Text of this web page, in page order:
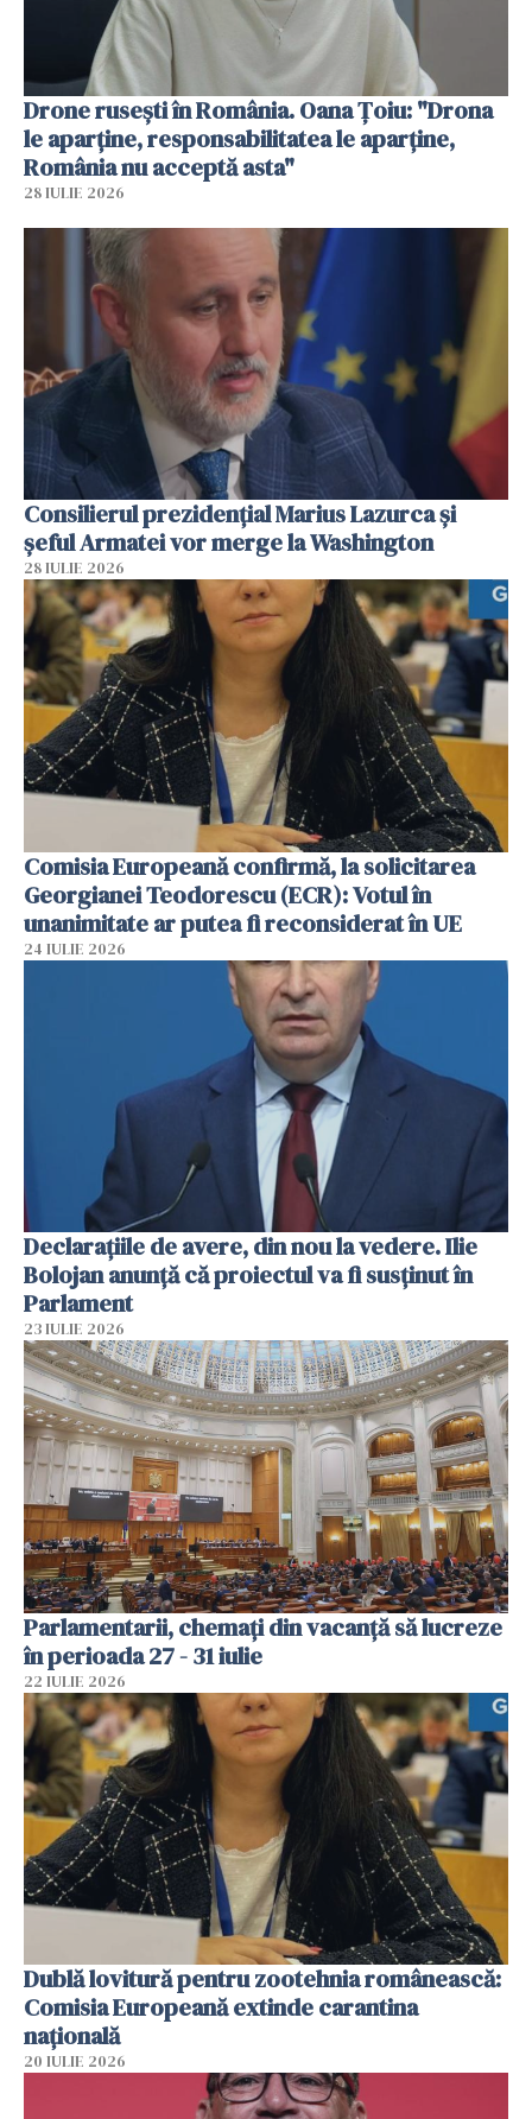
Drone rusești în România. Oana Ţoiu: "Drona
le aparţine, responsabilitatea le aparţine,
România nu acceptă asta"
28 IULIE 2026
Consilierul prezidenţial Marius Lazurca și
șeful Armatei vor merge la Washington
28 IULIE 2026
Comisia Europeană confirmă, la solicitarea
Georgianei Teodorescu (ECR): Votul în
unanimitate ar putea fi reconsiderat în UE
24 IULIE 2026
Declarațiile de avere, din nou la vedere. Ilie
Bolojan anunță că proiectul va fi susținut în
Parlament
23 IULIE 2026
Parlamentarii, chemați din vacanță să lucreze
în perioada 27 - 31 iulie
22 IULIE 2026
Dublă lovitură pentru zootehnia românească:
Comisia Europeană extinde carantina
națională
20 IULIE 2026